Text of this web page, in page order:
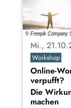
Mi.,
Workshop
Online-
verpufft?
Die
machen